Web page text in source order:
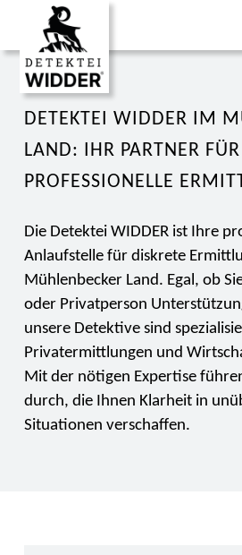
DETEKTEI WIDDER IM
LAND: IHR PARTNER FÜR
PROFESSIONELLE
Die Detektei WIDDER ist Ihre
Anlaufstelle für diskrete
Mühlenbecker Land. Egal, ob
oder Privatperson
unsere Detektive sind
Privatermittlungen und
Mit der nötigen Expertise
durch, die Ihnen Klarheit in
Situationen verschaffen.